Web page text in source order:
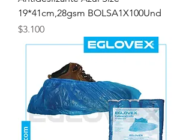
19*41cm,28gsm BOLSA1X100Und
Precio
$3.100